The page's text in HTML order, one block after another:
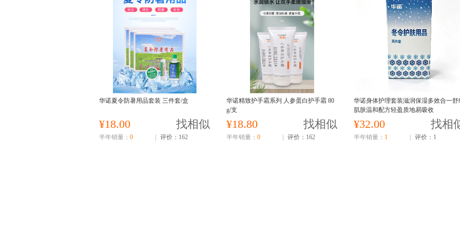
华诺夏令防暑用品套装 三件套/盒
¥18.00 找相似
半年销量： 0 评价：162
华诺精致护手霜系列 人参蛋白护手霜 80
g/支
¥18.80 找相似
半年销量： 0 评价：162
华诺身体护理套装滋润保湿多效合一舒
肌肤温和配方轻盈质地易吸收
¥32.00 找相
半年销量： 1 评价：1